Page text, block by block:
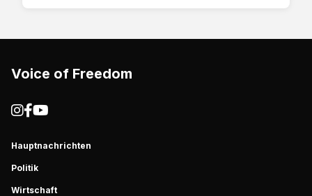
Voice of Freedom
Hauptnachrichten
Politik
Wirtschaft